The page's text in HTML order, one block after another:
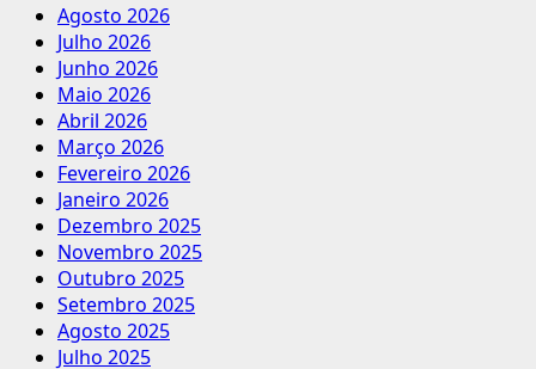
Agosto 2026
Julho 2026
Junho 2026
Maio 2026
Abril 2026
Março 2026
Fevereiro 2026
Janeiro 2026
Dezembro 2025
Novembro 2025
Outubro 2025
Setembro 2025
Agosto 2025
Julho 2025